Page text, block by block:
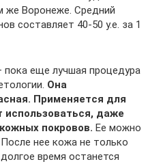
же Воронеже. Средний
составляет 40-50 у.е. за 1
пока еще лучшая процедура
Она
Применяется для
использоваться, даже
покровов. Ее можно
нее кожа не только
время останется